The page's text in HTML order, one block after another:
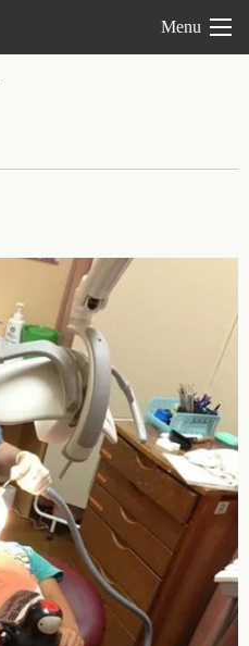
Menu